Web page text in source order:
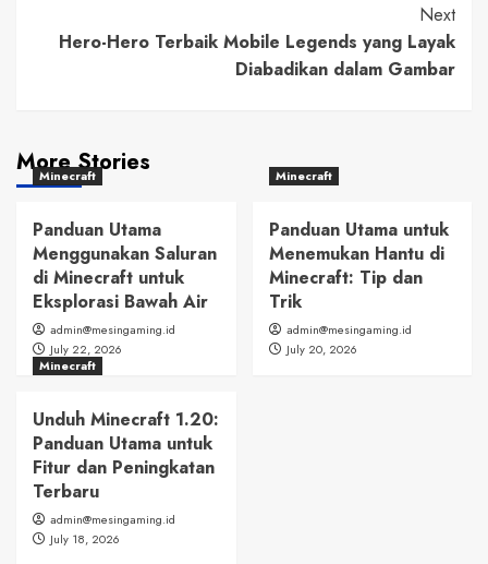
Next
Hero-Hero Terbaik Mobile Legends yang Layak
Diabadikan dalam Gambar
More Stories
Minecraft
Panduan Utama
Menggunakan Saluran
di Minecraft untuk
Eksplorasi Bawah Air
admin@mesingaming.id
July 22, 2026
Minecraft
Panduan Utama untuk
Menemukan Hantu di
Minecraft: Tip dan
Trik
admin@mesingaming.id
July 20, 2026
Minecraft
Unduh Minecraft 1.20:
Panduan Utama untuk
Fitur dan Peningkatan
Terbaru
admin@mesingaming.id
July 18, 2026